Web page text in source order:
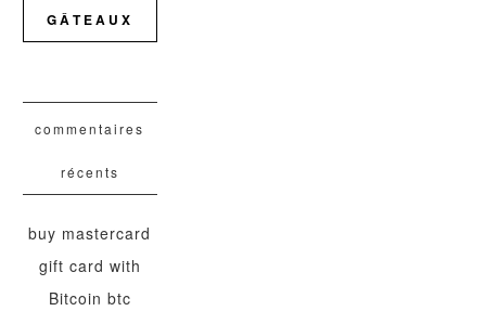
GÂTEAUX
commentaires
récents
buy mastercard
gift card with
Bitcoin btc